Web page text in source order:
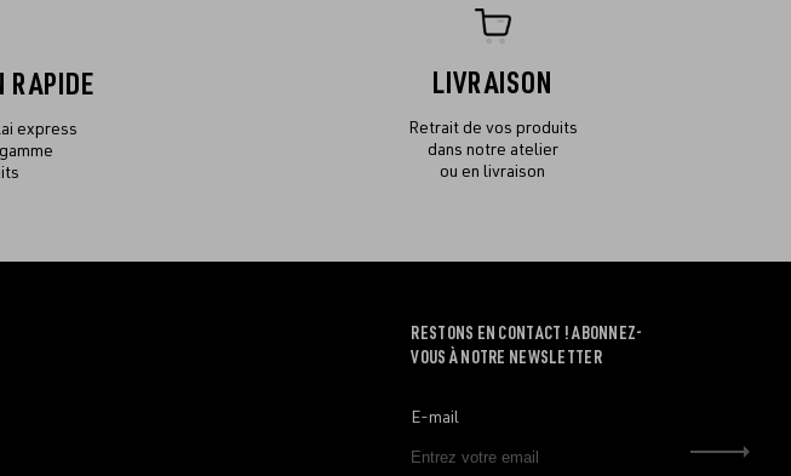
RAPIDE
express
LIVRAISON
Retrait de vos produits
dans notre atelier
ou en livraison
RESTONS EN CONTACT ! ABONNEZ-
VOUS À NOTRE NEWSLETTER
E-mail